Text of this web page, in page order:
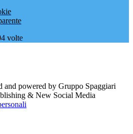
volte
and powered by Gruppo Spaggiari
& New Social Media